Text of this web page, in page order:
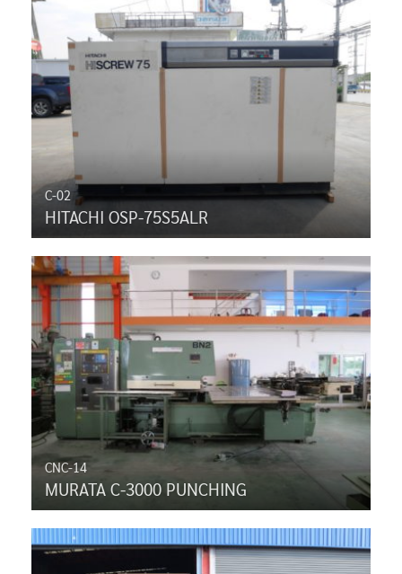
C-02
HITACHI OSP-75S5ALR
CNC-14
MURATA C-3000 PUNCHING